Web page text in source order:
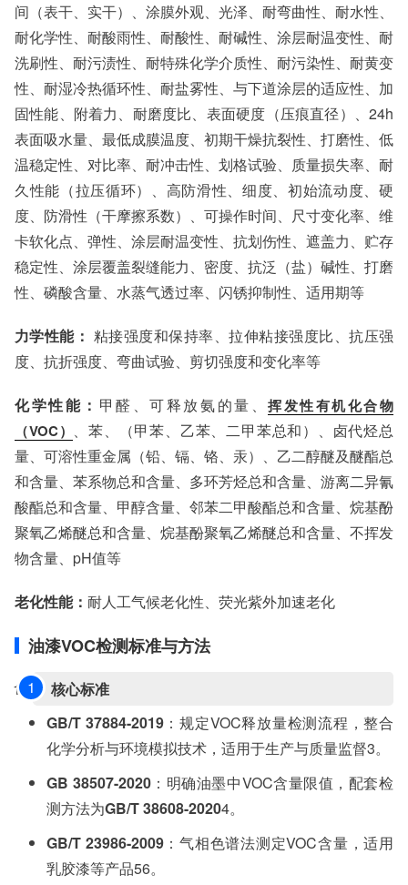
间（表干、实干）、涂膜外观、光泽、耐弯曲性、耐水性、
耐化学性、耐酸雨性、耐酸性、耐碱性、涂层耐温变性、耐
洗刷性、耐污渍性、耐特殊化学介质性、耐污染性、耐黄变
性、耐湿冷热循环性、耐盐雾性、与下道涂层的适应性、加
固性能、附着力、耐磨度比、表面硬度（压痕直径）、24h
表面吸水量、最低成膜温度、初期干燥抗裂性、打磨性、低
温稳定性、对比率、耐冲击性、划格试验、质量损失率、耐
久性能（拉压循环）、高防滑性、细度、初始流动度、硬
度、防滑性（干摩擦系数）、可操作时间、尺寸变化率、维
卡软化点、弹性、涂层耐温变性、抗划伤性、遮盖力、贮存
稳定性、涂层覆盖裂缝能力、密度、抗泛（盐）碱性、打磨
性、磷酸含量、水蒸气透过率、闪锈抑制性、适用期等
力学性能： 粘接强度和保持率、拉伸粘接强度比、抗压强
度、抗折强度、弯曲试验、剪切强度和变化率等
化学性能： 甲醛、可释放氨的量、挥发性有机化合物
（VOC） 、苯、（甲苯、乙苯、二甲苯总和）、卤代烃总
量、可溶性重金属（铅、镉、铬、汞）、乙二醇醚及醚酯总
和含量、苯系物总和含量、多环芳烃总和含量、游离二异氰
酸酯总和含量、甲醇含量、邻苯二甲酸酯总和含量、烷基酚
聚氧乙烯醚总和含量、烷基酚聚氧乙烯醚总和含量、不挥发
物含量、pH值等
老化性能： 耐人工气候老化性、荧光紫外加速老化
油漆VOC检测标准与方法
核心标准
GB/T 37884-2019‌：规定VOC释放量检测流程，整合
化学分析与环境模拟技术，适用于生产与质量监督3。
GB 38507-2020‌：明确油墨中VOC含量限值，配套检
测方法为‌GB/T 38608-2020‌4。
GB/T 23986-2009‌：气相色谱法测定VOC含量，适用
乳胶漆等产品56。